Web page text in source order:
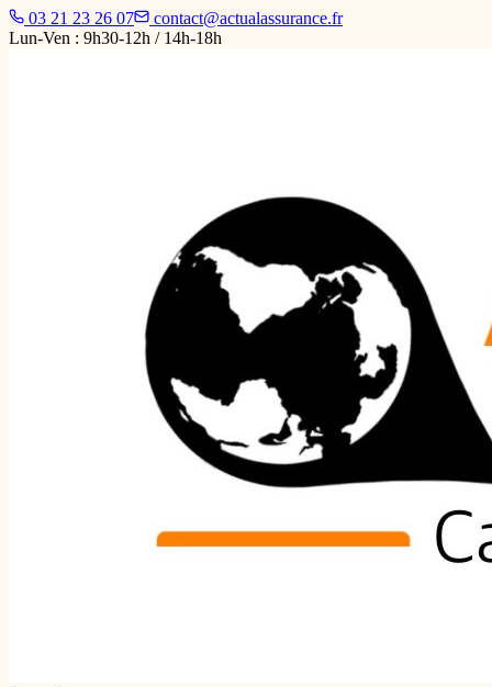
03 21 23 26 07
contact@actualassurance.fr
Lun-Ven : 9h30-12h / 14h-18h